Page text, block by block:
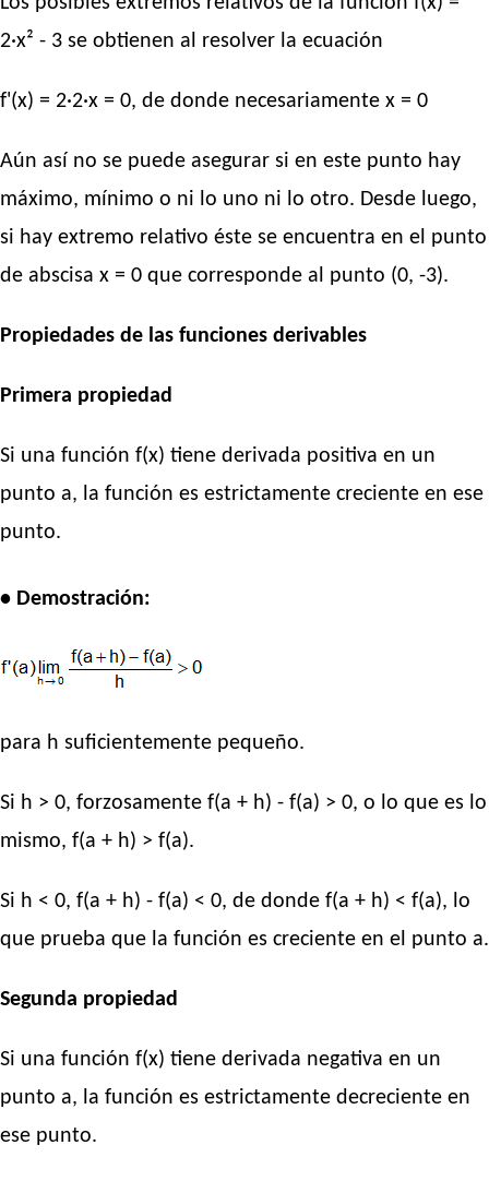
2·x² - 3 se obtienen al resolver la ecuación
f'(x) = 2·2·x = 0, de donde necesariamente x = 0
Aún así no se puede asegurar si en este punto hay
máximo, mínimo o ni lo uno ni lo otro. Desde luego,
si hay extremo relativo éste se encuentra en el punto
de abscisa x = 0 que corresponde al punto (0, -3).
Propiedades de las funciones derivables
Primera propiedad
Si una función f(x) tiene derivada positiva en un
punto a, la función es estrictamente creciente en ese
punto.
• Demostración:
para h suficientemente pequeño.
Si h > 0, forzosamente f(a + h) - f(a) > 0, o lo que es lo
mismo, f(a + h) > f(a).
Si h < 0, f(a + h) - f(a) < 0, de donde f(a + h) < f(a), lo
que prueba que la función es creciente en el punto a.
Segunda propiedad
Si una función f(x) tiene derivada negativa en un
punto a, la función es estrictamente decreciente en
ese punto.